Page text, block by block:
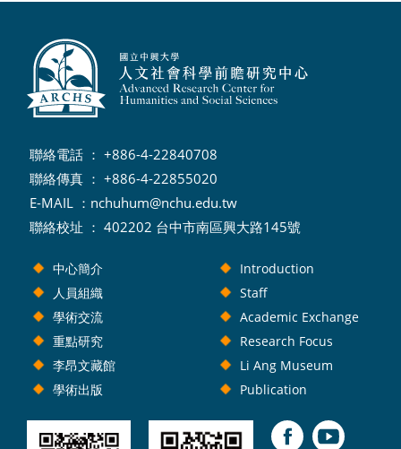
聯絡電話 ： +886-4-22840708
聯絡傳真 ： +886-4-22855020
E-MAIL ： nchuhum@nchu.edu.tw
聯絡校址 ： 402202 台中市南區興大路145號
中心簡介
人員組織
學術交流
重點研究
李昂文藏館
學術出版
Introduction
Staff
Academic Exchange
Research Focus
Li Ang Museum
Publication